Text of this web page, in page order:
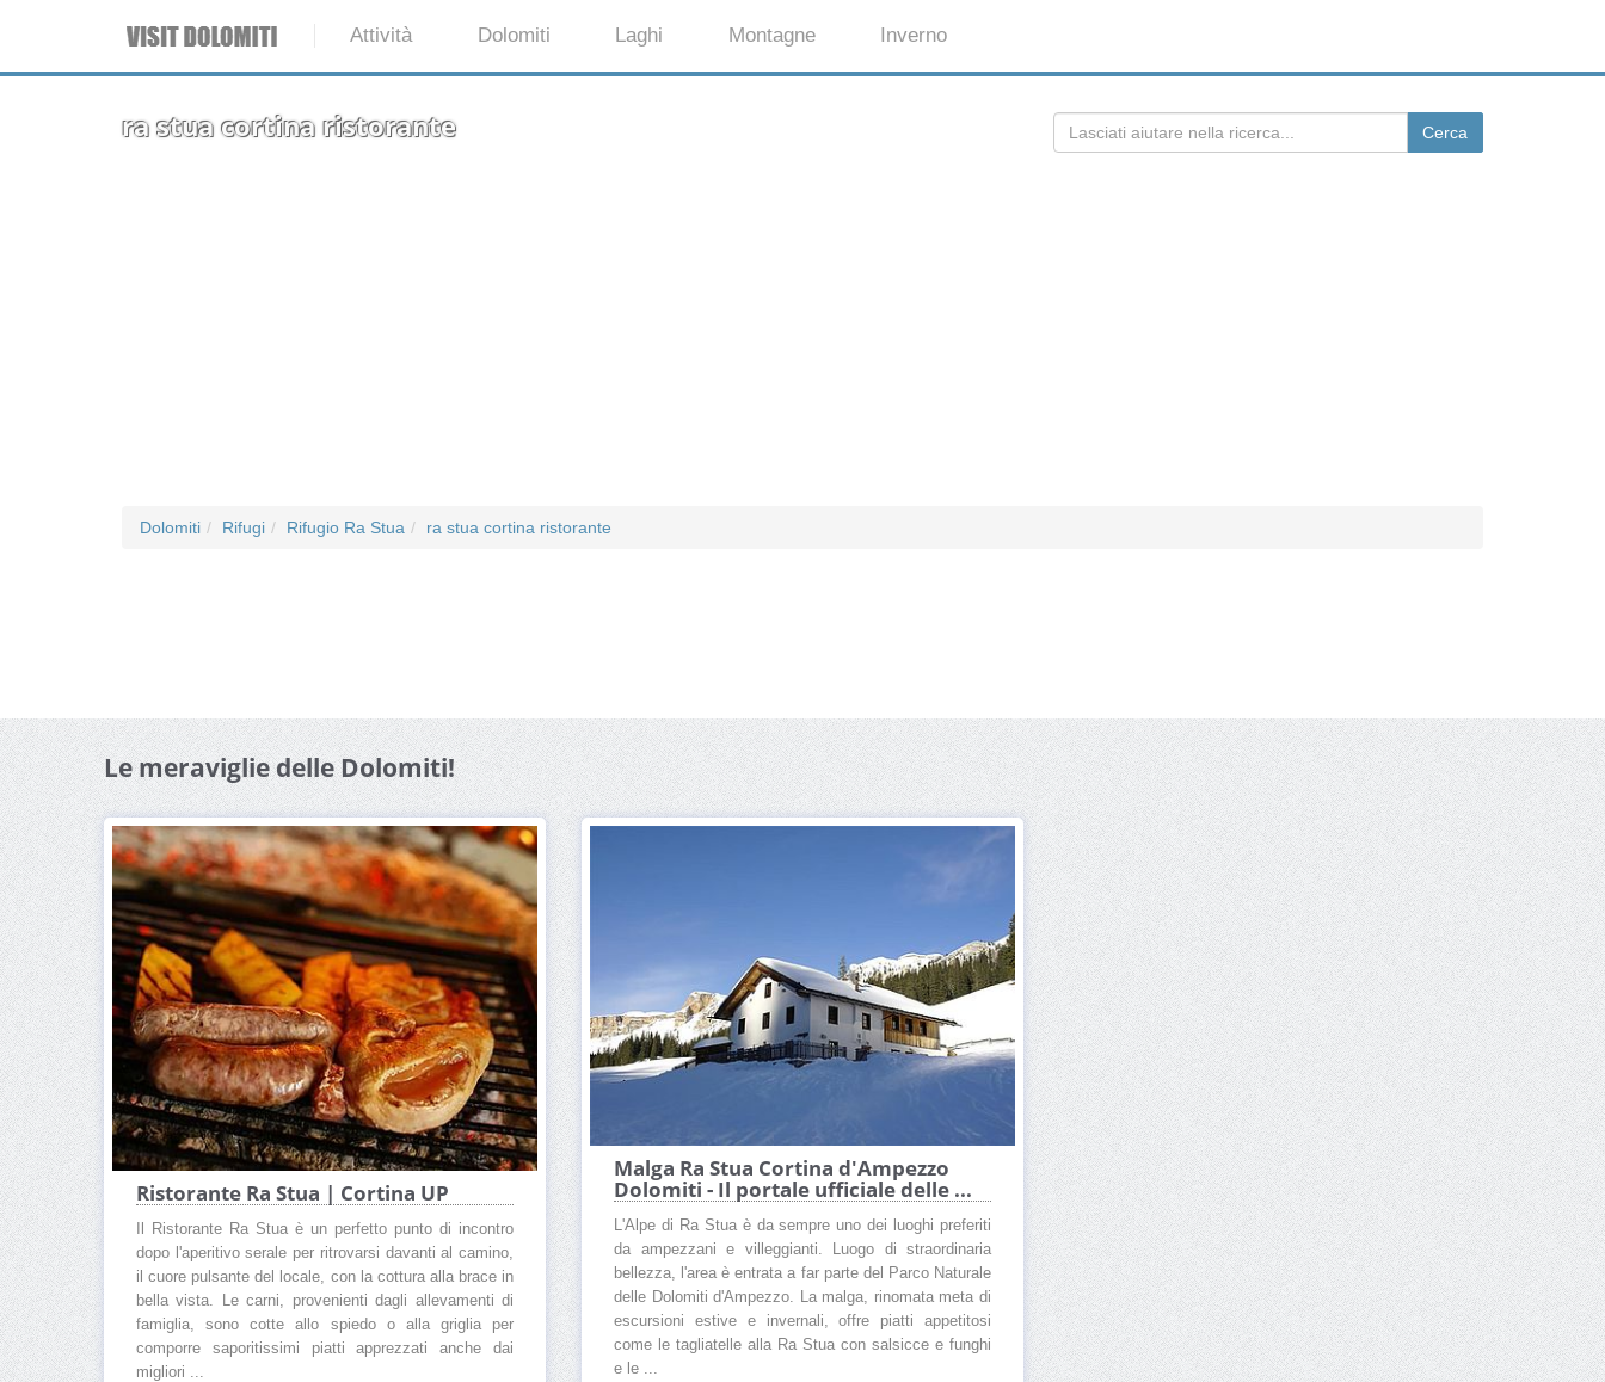
Attività Dolomiti Laghi Montagne Inverno
ra stua cortina ristorante
Dolomiti Rifugi Rifugio Ra Stua ra stua cortina ristorante
Le meraviglie delle Dolomiti!
Ristorante Ra Stua | Cortina UP
Il Ristorante Ra Stua è un perfetto punto di incontro
dopo l'aperitivo serale per ritrovarsi davanti al camino,
il cuore pulsante del locale, con la cottura alla brace in
bella vista. Le carni, provenienti dagli allevamenti di
famiglia, sono cotte allo spiedo o alla griglia per
comporre saporitissimi piatti apprezzati anche dai
migliori ...
Malga Ra Stua Cortina d'Ampezzo
Dolomiti - Il portale ufficiale delle ...
L'Alpe di Ra Stua è da sempre uno dei luoghi preferiti
da ampezzani e villeggianti. Luogo di straordinaria
bellezza, l'area è entrata a far parte del Parco Naturale
delle Dolomiti d'Ampezzo. La malga, rinomata meta di
escursioni estive e invernali, offre piatti appetitosi
come le tagliatelle alla Ra Stua con salsicce e funghi
e le ...